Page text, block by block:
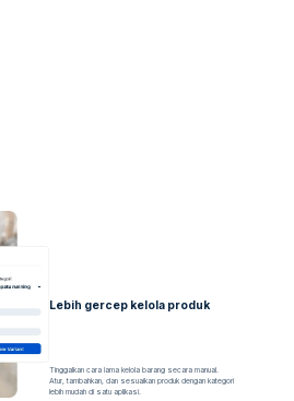
Lebih gercep kelola produk
Tinggalkan cara lama kelola barang secara manual.
Atur, tambahkan, dan sesuaikan produk dengan kategori
lebih mudah di satu aplikasi.